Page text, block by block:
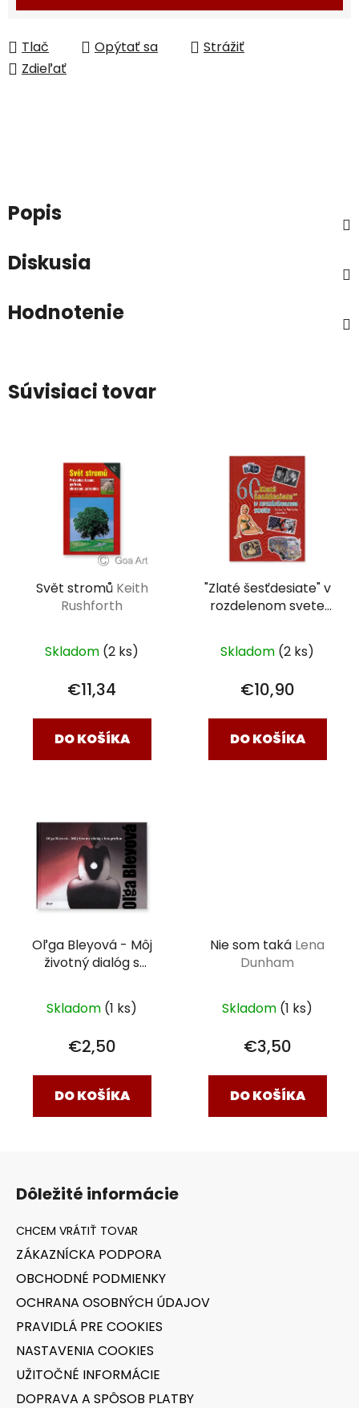
Tlač Opýtať sa
Strážiť
Zdieľať
Popis
Diskusia
Hodnotenie
Súvisiaci tovar
Svět stromů Keith
Rushforth
Skladom (2 ks)
€11,34
DO KOŠÍKA
"Zlaté šesťdesiate" v
rozdelenom svete
Skladom (2 ks)
€10,90
DO KOŠÍKA
Oľga Bleyová - Môj
životný dialóg s
Bleyová
Skladom (1 ks)
€2,50
DO KOŠÍKA
Nie som taká Lena
Dunham
Skladom (1 ks)
€3,50
DO KOŠÍKA
Dôležité informácie
ZÁKAZNÍCKA PODPORA
OBCHODNÉ PODMIENKY
OCHRANA OSOBNÝCH ÚDAJOV
PRAVIDLÁ PRE COOKIES
NASTAVENIA COOKIES
UŽITOČNÉ INFORMÁCIE
DOPRAVA A SPÔSOB PLATBY